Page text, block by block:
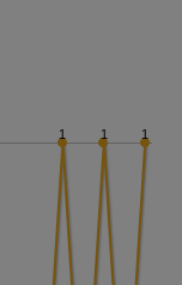
1 1 1